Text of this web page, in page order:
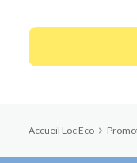
Accueil Loc Eco